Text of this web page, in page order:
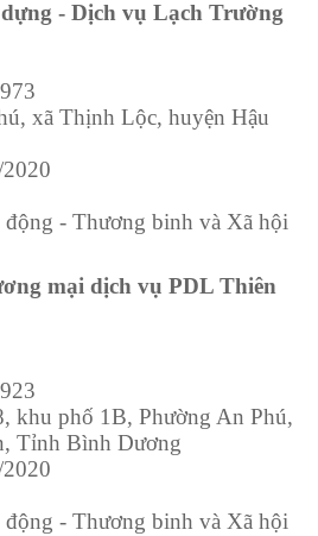
- Dịch vụ Lạch Trường
xã Thịnh Lộc, huyện Hậu
động - Thương binh và Xã hội
mại dịch vụ PDL Thiên
khu phố 1B, Phường An Phú,
Tỉnh Bình Dương
động - Thương binh và Xã hội